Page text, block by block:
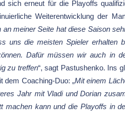
sich erneut für die Playoffs
Weiterentwicklung der
meiner Seite hat diese Saison
uns die meisten Spieler erhalten
Dafür müssen wir auch in
zu treffen“, sagt Pastushenko. Ins
dem Coaching-Duo: „Mit einem
Jahr mit Vladi und Dorian
machen kann und die Playoffs in